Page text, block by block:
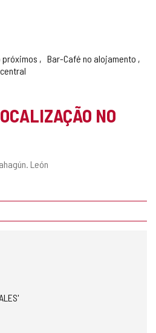
próximos
Bar-Café no alojamento
NO
León